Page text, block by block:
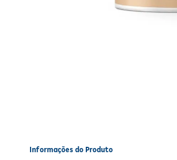
Informações do Produto